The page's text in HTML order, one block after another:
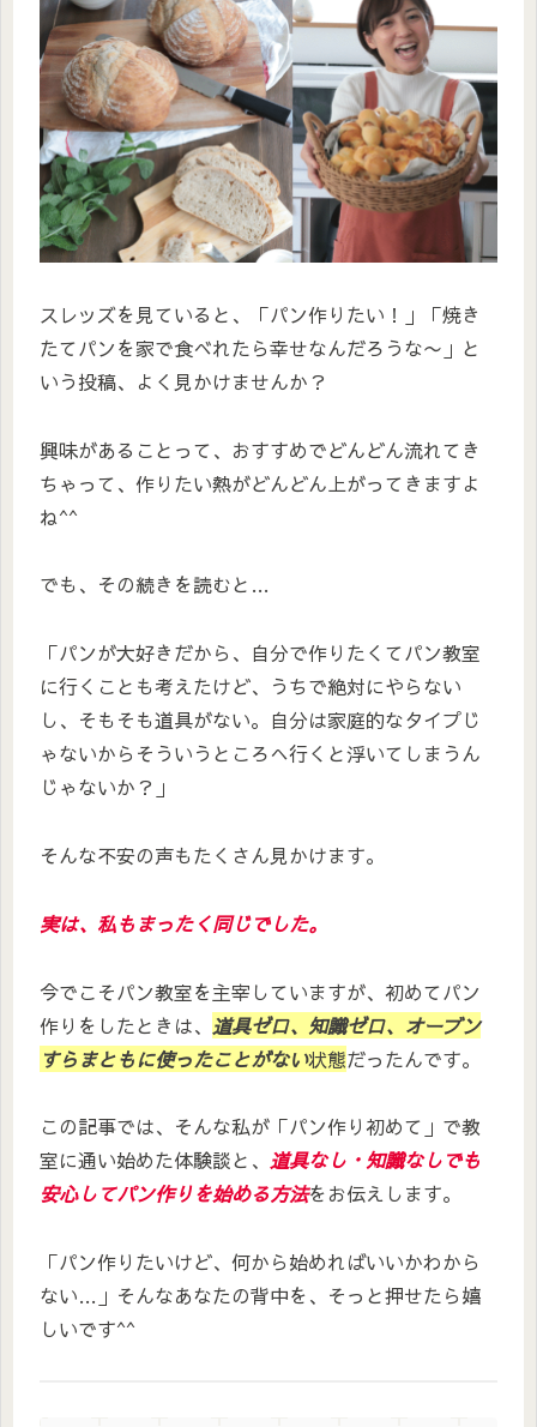
スレッズを見ていると、「パン作りたい！」「焼き
たてパンを家で食べれたら幸せなんだろうな〜」と
いう投稿、よく見かけませんか？
興味があることって、おすすめでどんどん流れてき
ちゃって、作りたい熱がどんどん上がってきますよ
ね^^
でも、その続きを読むと…
「パンが大好きだから、自分で作りたくてパン教室
に行くことも考えたけど、うちで絶対にやらない
し、そもそも道具がない。自分は家庭的なタイプじ
ゃないからそういうところへ行くと浮いてしまうん
じゃないか？」
そんな不安の声もたくさん見かけます。
実は、私もまったく同じでした。
今でこそパン教室を主宰していますが、初めてパン
作りをしたときは、 道具ゼロ、知識ゼロ、オーブン
すらまともに使ったことがない状態だったんです。
この記事では、そんな私が「パン作り初めて」で教
室に通い始めた体験談と、 道具なし・知識なしでも
安心してパン作りを始める方法をお伝えします。
「パン作りたいけど、何から始めればいいかわから
ない…」そんなあなたの背中を、そっと押せたら嬉
しいです^^